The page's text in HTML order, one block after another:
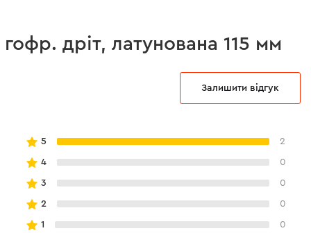
дріт, латунована 115 мм
Залишити відгук
5 2
4 0
3 0
2 0
1 0